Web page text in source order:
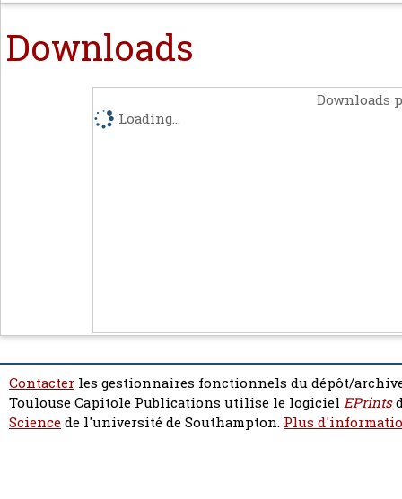
Downloads
Downloads
Loading...
Contacter les gestionnaires fonctionnels du dépôt/
Toulouse Capitole Publications utilise le logiciel EPrints
Sciencede l'université de Southampton. Plus